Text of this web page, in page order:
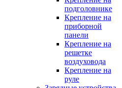
подголовнике
Крепление на
приборной
панели
Крепление на
решетке
воздуховода
Крепление на
руле